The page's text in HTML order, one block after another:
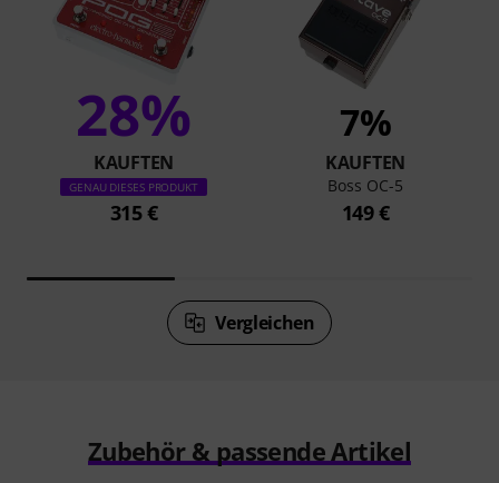
28%
KAUFTEN
GENAU DIESES PRODUKT
315 €
7%
KAUFTEN
Boss OC-5
149 €
Vergleichen
Zubehör & passende Artikel